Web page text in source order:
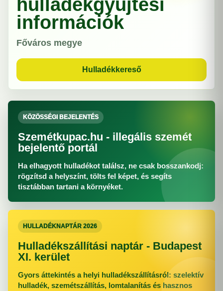
hulladékgyűjtési
információk
Főváros megye
Hulladékkereső
KÖZÖSSÉGI BEJELENTÉS
Szemétkupac.hu - illegális szemét
bejelentő portál
Ha elhagyott hulladékot találsz, ne csak bosszankodj:
rögzítsd a helyszínt, tölts fel képet, és segíts
tisztábban tartani a környéket.
HULLADÉKNAPTÁR 2026
Hulladékszállítási naptár - Budapest
XI. kerület
Gyors áttekintés a helyi hulladékszállításról: szelektív
hulladék, szemétszállítás, lomtalanítás és hasznos